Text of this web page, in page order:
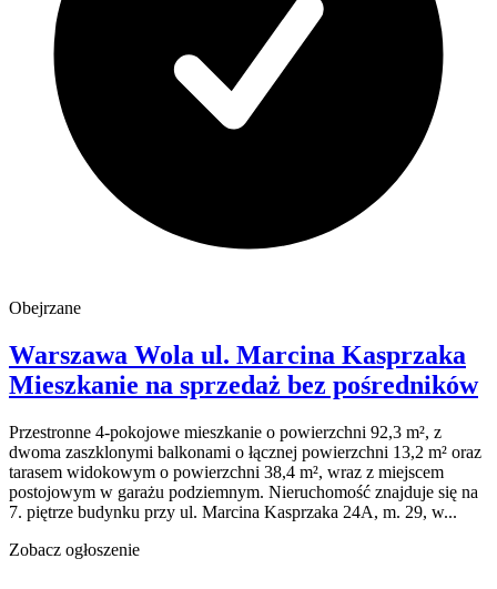
Obejrzane
Warszawa Wola ul. Marcina Kasprzaka
Mieszkanie na sprzedaż bez pośredników
Przestronne 4-pokojowe mieszkanie o powierzchni 92,3 m², z
dwoma zaszklonymi balkonami o łącznej powierzchni 13,2 m² oraz
tarasem widokowym o powierzchni 38,4 m², wraz z miejscem
postojowym w garażu podziemnym. Nieruchomość znajduje się na
7. piętrze budynku przy ul. Marcina Kasprzaka 24A, m. 29, w...
Zobacz ogłoszenie